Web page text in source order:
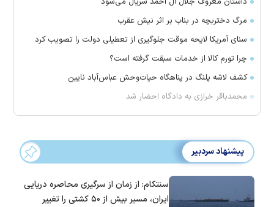
مرگ دختربچه در بناب بر اثر نیش عقرب
سنای آمریکا لایحه موقت جلوگیری از تعطیلی دولت را تصویب کرد
چرا تورم کالا از خدمات سبقت گرفته است؟
کشف لاشه پلنگ در پناهگاه حیات‌وحش عباس‌آباد نایین
محمدباقر خرازی به دادگاه احضار شد
پیشنهاد سردبیر
سنتکام: از زمان از سرگیری محاصره دریایی
ایران، مسیر بیش از ۵۰ کشتی را تغییر